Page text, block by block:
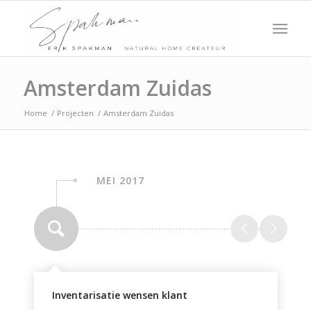
Amsterdam Zuidas
Home / Projecten / Amsterdam Zuidas
MEI 2017
Inventarisatie wensen klant